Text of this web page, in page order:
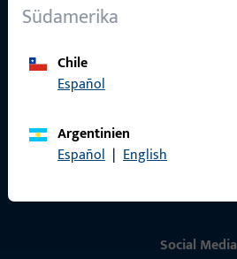
Südamerika
Chile
Español
Argentinien
Español | English
Social Media